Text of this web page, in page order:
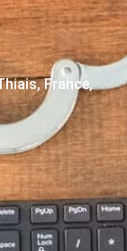
France,